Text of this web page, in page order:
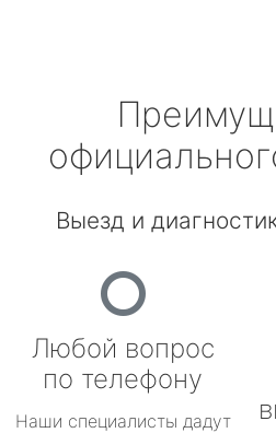
Выезд и
Любой вопрос
по телефону
Наши специалисты дадут